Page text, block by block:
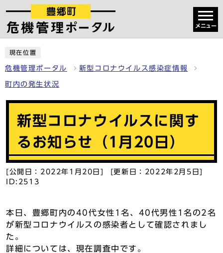
メニュー
現在位置
危機管理ポータル 新型コロナウイルス感染症情報
町内の発生状況
新型コロナウイルスに関す
るお知らせ（1月20日）
[公開日：2022年1月20日] [更新日：2022年2月5日]
ID:2513
本日、豊郷町内の40代女性1名、40代男性1名の2名
が新型コロナウイルスの感染者として確認されまし
た。
詳細については、現在調査中です。